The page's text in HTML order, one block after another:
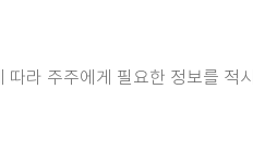
따라 주주에게 필요한 정보를 적